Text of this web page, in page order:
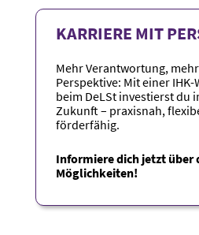
KARRIERE MIT
Mehr Verantwortung,
Perspektive: Mit einer
beim DeLSt investierst du
Zukunft – praxisnah,
förderfähig.
Informiere dich jetzt über
Möglichkeiten!